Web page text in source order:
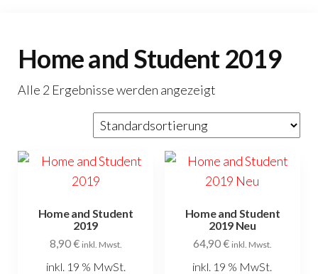
Home and Student 2019
Alle 2 Ergebnisse werden angezeigt
Home and Student
2019
8,90€ inkl. Mwst.
inkl. 19 % MwSt.
Home and Student
2019 Neu
64,90€ inkl. Mwst.
inkl. 19 % MwSt.